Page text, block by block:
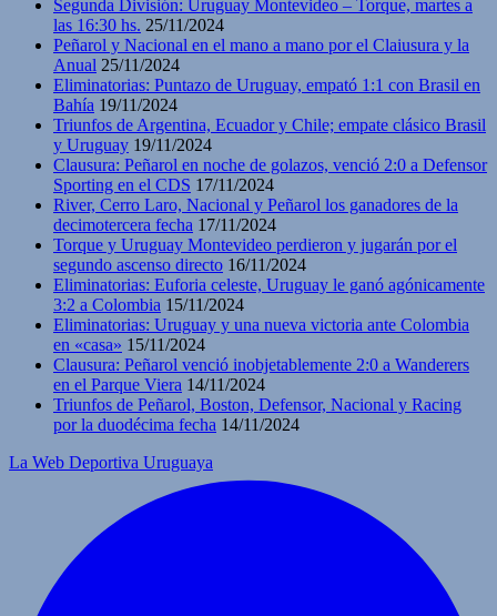
Segunda División: Uruguay Montevideo – Torque, martes a
las 16:30 hs. 25/11/2024
Peñarol y Nacional en el mano a mano por el Claiusura y la
Anual 25/11/2024
Eliminatorias: Puntazo de Uruguay, empató 1:1 con Brasil en
Bahía 19/11/2024
Triunfos de Argentina, Ecuador y Chile; empate clásico Brasil
y Uruguay 19/11/2024
Clausura: Peñarol en noche de golazos, venció 2:0 a Defensor
Sporting en el CDS 17/11/2024
River, Cerro Laro, Nacional y Peñarol los ganadores de la
decimotercera fecha 17/11/2024
Torque y Uruguay Montevideo perdieron y jugarán por el
segundo ascenso directo 16/11/2024
Eliminatorias: Euforia celeste, Uruguay le ganó agónicamente
3:2 a Colombia 15/11/2024
Eliminatorias: Uruguay y una nueva victoria ante Colombia
en «casa» 15/11/2024
Clausura: Peñarol venció inobjetablemente 2:0 a Wanderers
en el Parque Viera 14/11/2024
Triunfos de Peñarol, Boston, Defensor, Nacional y Racing
por la duodécima fecha 14/11/2024
La Web Deportiva Uruguaya